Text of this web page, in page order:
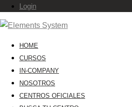
Login
HOME
CURSOS
IN-COMPANY
NOSOTROS
CENTROS OFICIALES